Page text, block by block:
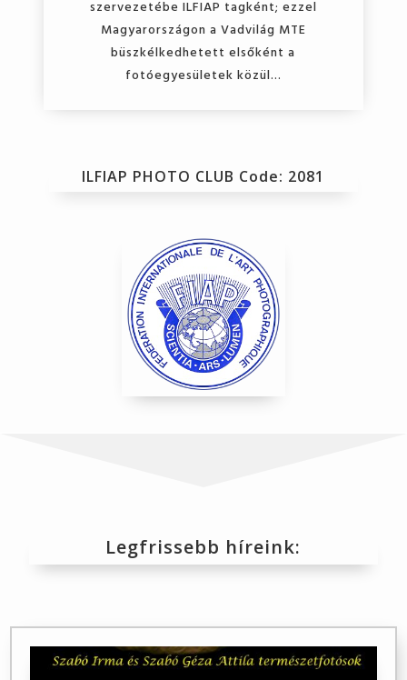
szervezetébe ILFIAP tagként; ezzel
Magyarországon a Vadvilág MTE
büszkélkedhetett elsőként a
fotóegyesületek közül…
ILFIAP PHOTO CLUB Code: 2081
Legfrissebb híreink: